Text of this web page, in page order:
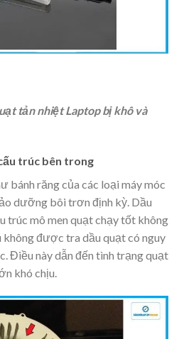
tản nhiệt Laptop bị khô và
trúc bên trong
bánh răng của các loại máy móc
dưỡng bôi trơn định kỳ. Dầu
trúc mô men quạt chạy tốt không
được tra dầu quạt có nguy
Điều này dẫn đến tình trạng quạt
khó chịu.